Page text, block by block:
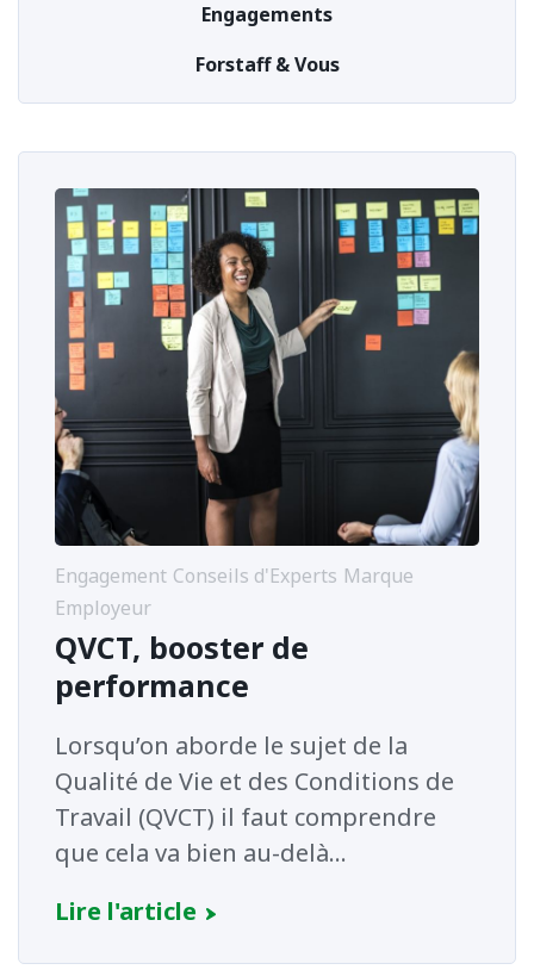
Engagements
Forstaff & Vous
Engagement Conseils d'Experts Marque
Employeur
QVCT, booster de
performance
Lorsqu’on aborde le sujet de la
Qualité de Vie et des Conditions de
Travail (QVCT) il faut comprendre
que cela va bien au-delà...
Lire l'article